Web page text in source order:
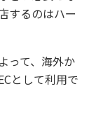
するのはハー
って、海外か
として利用で